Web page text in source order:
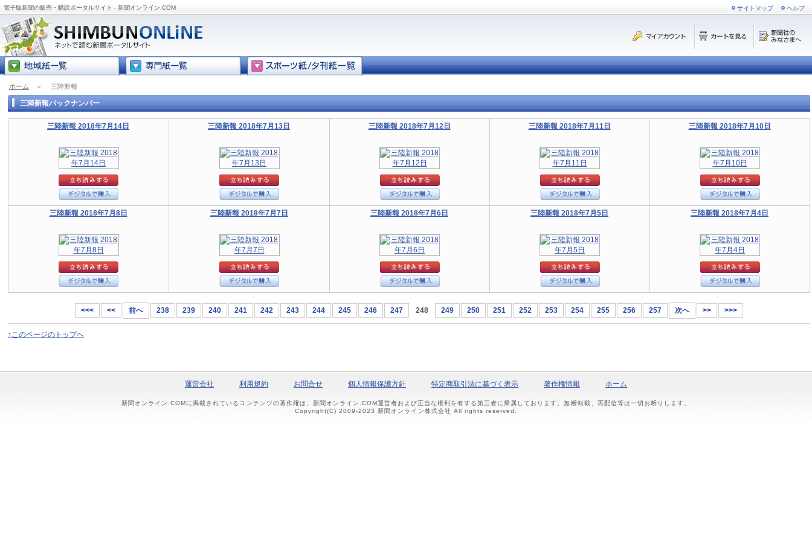
電子版新聞の販売・購読ポータルサイト - 新聞オンライン.COM サイトマップ ヘルプ
ホーム ＞ 三陸新報
三陸新報バックナンバー
三陸新報 2018年7月14日 三陸新報 2018年7月13日 三陸新報 2018年7月12日 三陸新報 2018年7月11日 三陸新報 2018年7月10日
三陸新報 2018年7月8日 三陸新報 2018年7月7日 三陸新報 2018年7月6日 三陸新報 2018年7月5日 三陸新報 2018年7月4日
<<< << 前へ 238 239 240 241 242 243 244 245 246 247 248 249 250 251 252 253 254 255 256 257 次へ >> >>>
↑このページのトップへ
運営会社 利用規約 お問合せ 個人情報保護方針 特定商取引法に基づく表示 著作権情報 ホーム
新聞オンライン.COMに掲載されているコンテンツの著作権は、新聞オンライン.COM運営者および正当な権利を有する第三者に帰属しております。無断転載、再配信等は一切お断りします。
Copyright(C) 2009-2023 新聞オンライン株式会社 All rights reserved.